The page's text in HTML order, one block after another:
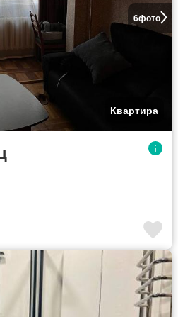
6фото
Квартира